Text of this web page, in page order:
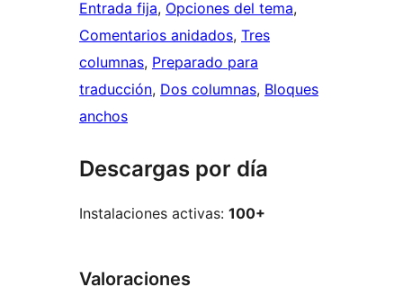
Entrada fija, Opciones del tema
Comentarios anidados, Tres
columnas, Preparado para
traducción, Dos columnas, Bloques
anchos
Descargas por día
Instalaciones activas: 100+
Valoraciones